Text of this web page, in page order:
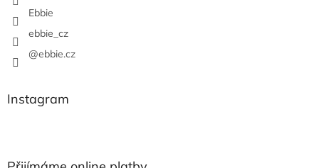
Ebbie
ebbie_cz
@ebbie.cz
Instagram